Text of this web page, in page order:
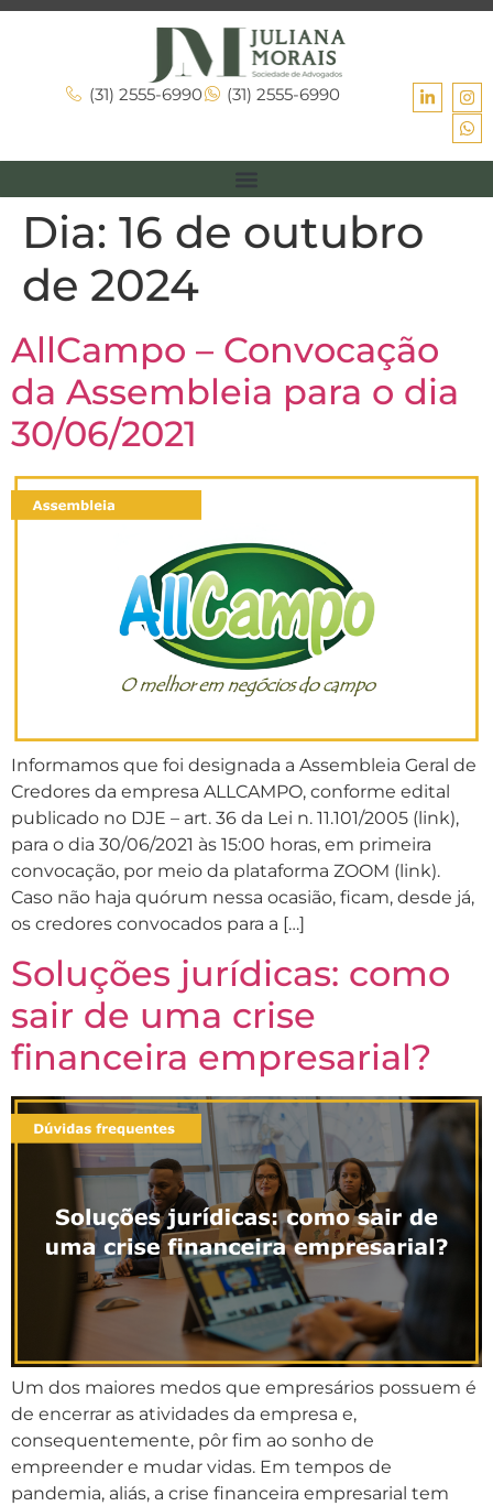
(31) 2555-6990 (31) 2555-6990
Dia: 16 de outubro
de 2024
AllCampo – Convocação
da Assembleia para o dia
30/06/2021
Informamos que foi designada a Assembleia Geral de
Credores da empresa ALLCAMPO, conforme edital
publicado no DJE – art. 36 da Lei n. 11.101/2005 (link),
para o dia 30/06/2021 às 15:00 horas, em primeira
convocação, por meio da plataforma ZOOM (link).
Caso não haja quórum nessa ocasião, ficam, desde já,
os credores convocados para a […]
Soluções jurídicas: como
sair de uma crise
financeira empresarial?
Um dos maiores medos que empresários possuem é
de encerrar as atividades da empresa e,
consequentemente, pôr fim ao sonho de
empreender e mudar vidas. Em tempos de
pandemia, aliás, a crise financeira empresarial tem